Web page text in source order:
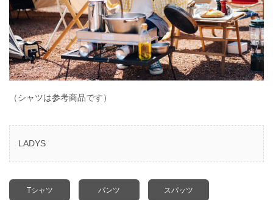
（シャツは参考商品です）
LADYS
Tシャツ パンツ スパッツ